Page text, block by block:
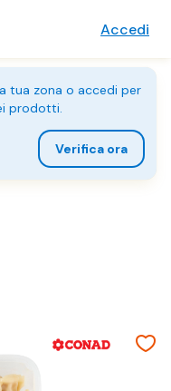
Accedi
tua zona o accedi per
prodotti.
Verifica ora